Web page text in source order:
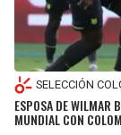
SELECCIÓN
ESPOSA DE WILMAR
MUNDIAL CON